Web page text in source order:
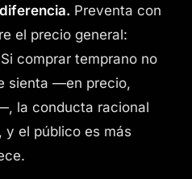
Preventa con
el precio general:
comprar temprano no
sienta —en precio,
la conducta racional
y el público es más